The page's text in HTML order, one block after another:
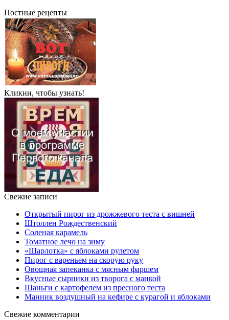
Постные рецепты
Кликни, чтобы узнать!
Свежие записи
Открытый пирог из дрожжевого теста с вишней
Штоллен Рождественский
Соленая карамель
Томатное лечо на зиму
«Шарлотка» с яблоками рулетом
Пирог с вареньем на скорую руку
Овощная запеканка с мясным фаршем
Вкусные сырники из творога с манкой
Шаньги с картофелем из пресного теста
Манник воздушный на кефире с курагой и яблоками
Свежие комментарии